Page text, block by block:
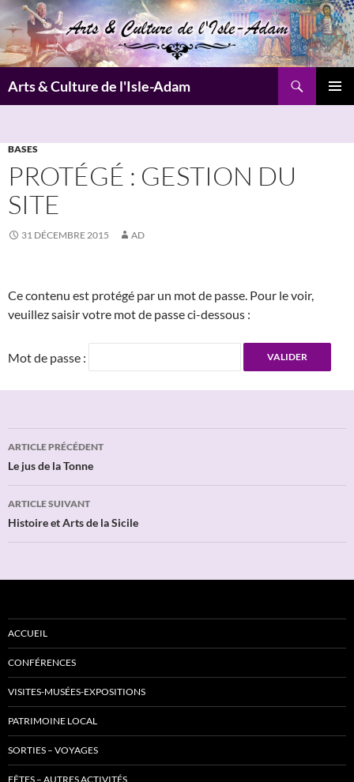
Aller
au
contenu
Arts & Culture de l'Isle-Adam
BASES
PROTÉGÉ : GESTION DU
SITE
31 DÉCEMBRE 2015 AD
Ce contenu est protégé par un mot de passe. Pour le voir,
veuillez saisir votre mot de passe ci-dessous :
Mot de passe :
Navigation
des
articles
ARTICLE PRÉCÉDENT
Le jus de la Tonne
ARTICLE SUIVANT
Histoire et Arts de la Sicile
ACCUEIL
CONFÉRENCES
VISITES-MUSÉES-EXPOSITIONS
PATRIMOINE LOCAL
SORTIES – VOYAGES
FÊTES – AUTRES ACTIVITÉS